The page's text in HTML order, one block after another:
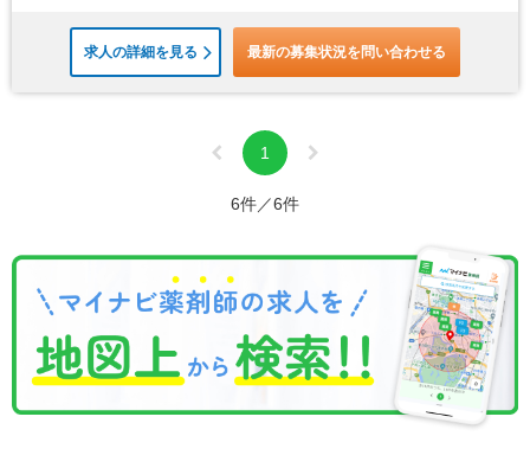
求人の詳細を見る 最新の募集状況を問い合わせる
1
6件／6件